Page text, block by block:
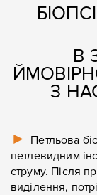
В
З
► Петльова
петлевидним
струму. Після
виділення,